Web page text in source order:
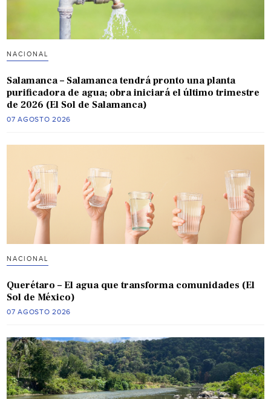
NACIONAL
Salamanca – Salamanca tendrá pronto una planta
purificadora de agua; obra iniciará el último trimestre
de 2026 (El Sol de Salamanca)
07 AGOSTO 2026
NACIONAL
Querétaro – El agua que transforma comunidades (El
Sol de México)
07 AGOSTO 2026